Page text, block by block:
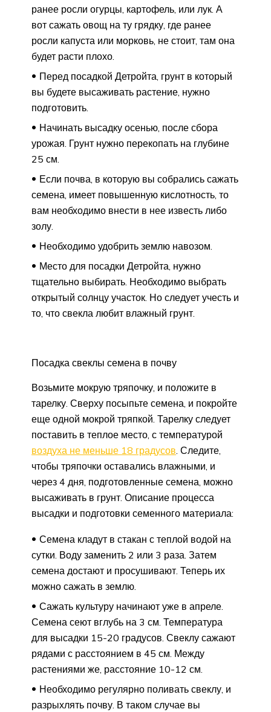
ранее росли огурцы, картофель, или лук. А
вот сажать овощ на ту грядку, где ранее
росли капуста или морковь, не стоит, там она
будет расти плохо.
Перед посадкой Детройта, грунт в который
вы будете высаживать растение, нужно
подготовить.
Начинать высадку осенью, после сбора
урожая. Грунт нужно перекопать на глубине
25 см.
Если почва, в которую вы собрались сажать
семена, имеет повышенную кислотность, то
вам необходимо внести в нее известь либо
золу.
Необходимо удобрить землю навозом.
Место для посадки Детройта, нужно
тщательно выбирать. Необходимо выбрать
открытый солнцу участок. Но следует учесть и
то, что свекла любит влажный грунт.
Посадка свеклы семена в почву
Возьмите мокрую тряпочку, и положите в
тарелку. Сверху посыпьте семена, и покройте
еще одной мокрой тряпкой. Тарелку следует
поставить в теплое место, с температурой
воздуха не меньше 18 градусов . Следите,
чтобы тряпочки оставались влажными, и
через 4 дня, подготовленные семена, можно
высаживать в грунт. Описание процесса
высадки и подготовки семенного материала:
Семена кладут в стакан с теплой водой на
сутки. Воду заменить 2 или 3 раза. Затем
семена достают и просушивают. Теперь их
можно сажать в землю.
Сажать культуру начинают уже в апреле.
Семена сеют вглубь на 3 см. Температура
для высадки 15-20 градусов. Свеклу сажают
рядами с расстоянием в 45 см. Между
растениями же, расстояние 10-12 см.
Необходимо регулярно поливать свеклу, и
разрыхлять почву. В таком случае вы